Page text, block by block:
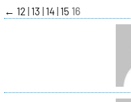
zum
Inhalt
← 12 13 14 15 16